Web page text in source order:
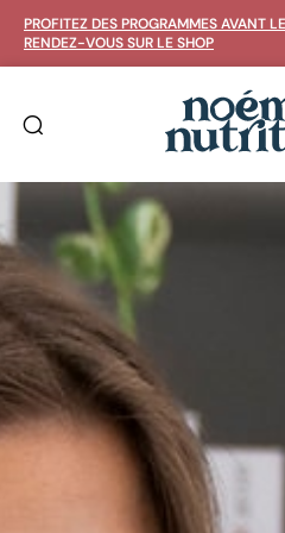
PROFITEZ DES PROGRAMMES AVANT
RENDEZ-VOUS SUR LE SHOP
Rechercher un article ou